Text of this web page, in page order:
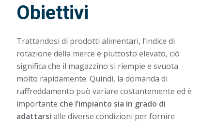
Obiettivi
Trattandosi di prodotti alimentari, l’indice di
rotazione della merce è piuttosto elevato, ciò
significa che il magazzino si riempie e svuota
molto rapidamente. Quindi, la domanda di
raffreddamento può variare costantemente ed è
importante che l’impianto sia in grado di
adattarsi alle diverse condizioni per fornire